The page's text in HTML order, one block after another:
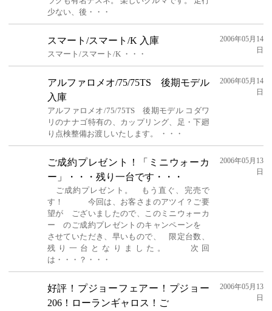
少ない、後・・・
スマート/スマート/K 入庫
スマート/スマート/K ・・・
2006年05月14
日
アルファロメオ/75/75TS 後期モデル
入庫
アルファロメオ/75/75TS 後期モデル コダワ
リのナナゴ特有の、カップリング、足・下廻
り点検整備お渡しいたします。 ・・・
2006年05月14
日
ご成約プレゼント！「ミニウォーカ
ー」・・・残り一台です・・・
ご成約プレゼント。 もう直ぐ、完売で
す！ 今回は、お客さまのアツイ？ご要
望が ございましたので、このミニウォーカ
ー のご成約プレゼントのキャンペーンを
させていただき、早いもので、 限定台数、
残り一台となりました。 次回
は・・・？・・・
2006年05月13
日
好評！プジョーフェアー！プジョー
206！ローランギャロス！ご
2006年05月13
日